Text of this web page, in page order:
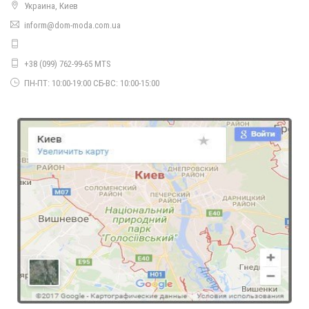
Жіноче літнє плаття асиметричного крою великого розміру
700.00грн.
Украина, Киев
inform@dom-moda.com.ua
+38 (099) 762-99-65 MTS
ПН-ПТ: 10:00-19:00 СБ-ВС: 10:00-15:00